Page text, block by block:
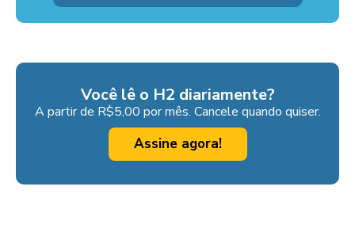
Você lê o H2 diariamente?
A partir de R$5,00 por mês. Cancele quando quiser.
Assine agora!